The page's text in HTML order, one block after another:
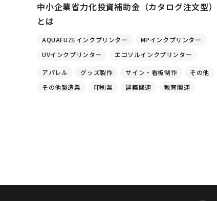
中小企業省力化投資補助金（カタログ注文型）
とは
AQUAFUZEインクプリンター
MPインクプリンター
UVインクプリンター
エコソルインクプリンター
アパレル グッズ製作 サイン・看板制作
その他
その他製造業
印刷業 建築関連 教育関連